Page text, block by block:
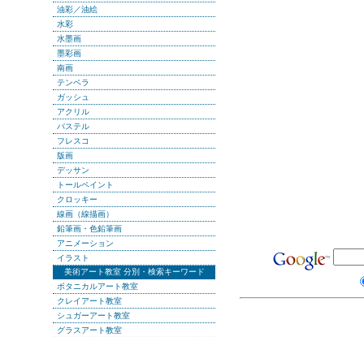
油彩／油絵
水彩
水墨画
墨彩画
南画
テンペラ
ガッシュ
アクリル
パステル
フレスコ
版画
デッサン
トールペイント
クロッキー
線画（線描画）
鉛筆画・色鉛筆画
アニメーション
イラスト
美術アート教室 分別・検索キーワード
ボタニカルアート教室
クレイアート教室
シュガーアート教室
グラスアート教室